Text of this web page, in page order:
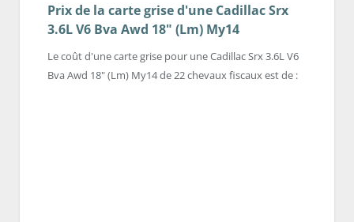
Prix de la carte grise d'une Cadillac Srx
3.6L V6 Bva Awd 18" (Lm) My14
Le coût d'une carte grise pour une Cadillac Srx 3.6L V6
Bva Awd 18" (Lm) My14 de 22 chevaux fiscaux est de :